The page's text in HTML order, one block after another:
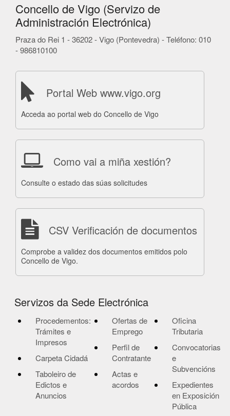
Concello de Vigo (Servizo de
Administración Electrónica)
Praza do Rei 1 - 36202 - Vigo (Pontevedra) - Teléfono: 010
- 986810100
Portal Web www.vigo.org
Acceda ao portal web do Concello de Vigo
Como vai a miña xestión?
Consulte o estado das súas solicitudes
CSV Verificación de documentos
Comprobe a validez dos documentos emitidos polo
Concello de Vigo.
Servizos da Sede Electrónica
Procedementos:
Trámites e
Impresos
Carpeta Cidadá
Taboleiro de
Edictos e
Anuncios
Ofertas de
Emprego
Perfil de
Contratante
Actas e
acordos
Oficina
Tributaria
Convocatorias
e
Subvencións
Expedientes
en Exposición
Pública